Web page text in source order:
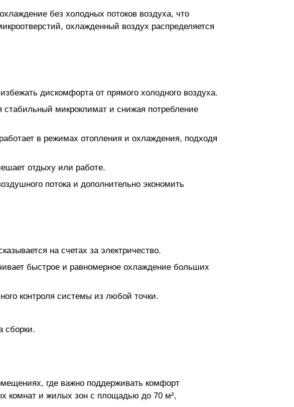
без холодных потоков воздуха, что
охлажденный воздух распределяется
дискомфорта от прямого холодного воздуха.
стабильный микроклимат и снижая потребление
в режимах отопления и охлаждения, подходя
отдыху или работе.
потока и дополнительно экономить
на счетах за электричество.
быстрое и равномерное охлаждение больших
контроля системы из любой точки.
сборки.
где важно поддерживать комфорт
комнат и жилых зон с площадью до 70 м²,